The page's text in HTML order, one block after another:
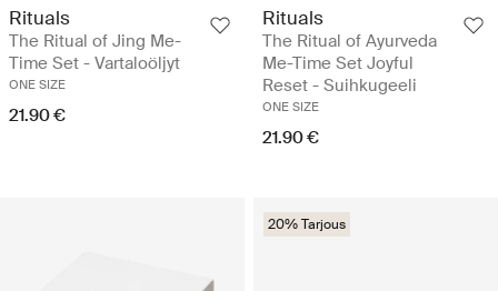
Rituals
The Ritual of Jing Me-
Time Set - Vartaloöljyt
ONE SIZE
21.90 €
Rituals
The Ritual of Ayurveda
Me-Time Set Joyful
Reset - Suihkugeeli
ONE SIZE
21.90 €
20% Tarjous